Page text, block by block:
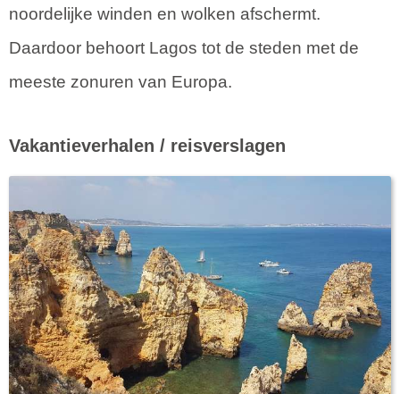
noordelijke winden en wolken afschermt.
Daardoor behoort Lagos tot de steden met de
meeste zonuren van Europa.
Vakantieverhalen / reisverslagen